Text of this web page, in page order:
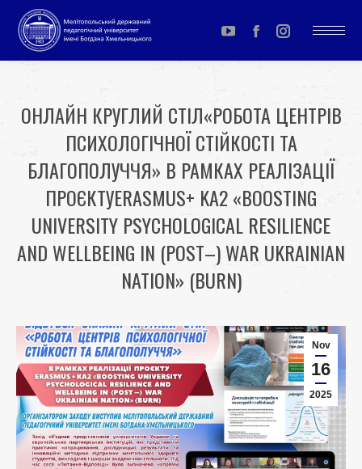
YouTube
page
in
new
window
Facebook
page
in
new
window
Instagram
page
in
new
window
ОНЛАЙН КРУГЛИЙ СТІЛ«РОБОТА ЦЕНТРІВ
ПСИХОЛОГІЧНОЇ СТІЙКОСТІ ТА
БЛАГОПОЛУЧЧЯ» В РАМКАХ РЕАЛІЗАЦІЇ
ПРОЄКТУERASMUS+ KA2 «BOOSTING
UNIVERSITY PSYCHOLOGICAL RESILIENCE
AND WELLBEING IN (POST–) WAR UKRAINIAN
NATION» (BURN)
Nov
16
2025